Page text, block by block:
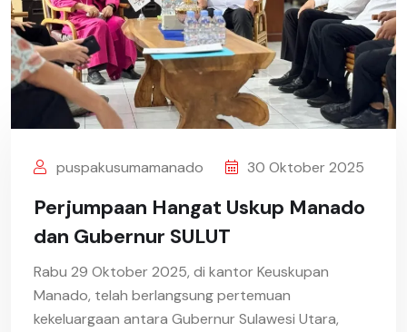
puspakusumamanado 30 Oktober 2025
Perjumpaan Hangat Uskup Manado
dan Gubernur SULUT
Rabu 29 Oktober 2025, di kantor Keuskupan
Manado, telah berlangsung pertemuan
kekeluargaan antara Gubernur Sulawesi Utara,